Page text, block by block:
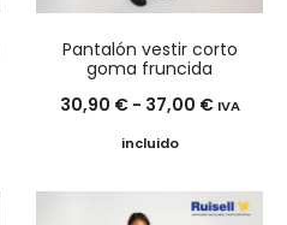
Pantalón vestir corto
goma fruncida
30,90 € - 37,00 €Rango
desde
IVA
incluido